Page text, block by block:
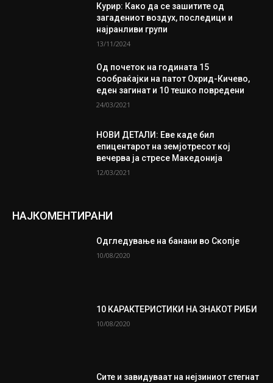
Курир: Како да се зашитите од
загадениот воздух, последици и
најранливи групи
13/11/2024
Од почеток на годината 15
сообраќајки на патот Охрид-Кичево,
еден загинат и 10 тешко повредени
24/03/2021
НОВИ ДЕТАЛИ: Еве каде бил
епицентарот на земјотресот кој
вечерва ја стресе Македонија
12/03/2021
НАЈКОМЕНТИРАНИ
Одгледување на банани во Скопје
10/08/2020
10 КАРАКТЕРИСТИКИ НА ЗНАКОТ РИБИ
10/08/2020
Сите и завидуваат на нејзиниот стегнат